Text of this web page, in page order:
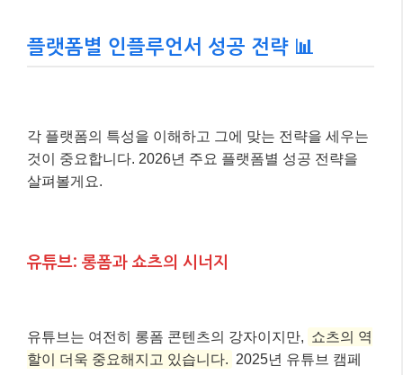
플랫폼별 인플루언서 성공 전략 📊
각 플랫폼의 특성을 이해하고 그에 맞는 전략을 세우는
것이 중요합니다. 2026년 주요 플랫폼별 성공 전략을
살펴볼게요.
유튜브: 롱폼과 쇼츠의 시너지
유튜브는 여전히 롱폼 콘텐츠의 강자이지만, 쇼츠의 역
할이 더욱 중요해지고 있습니다. 2025년 유튜브 캠페